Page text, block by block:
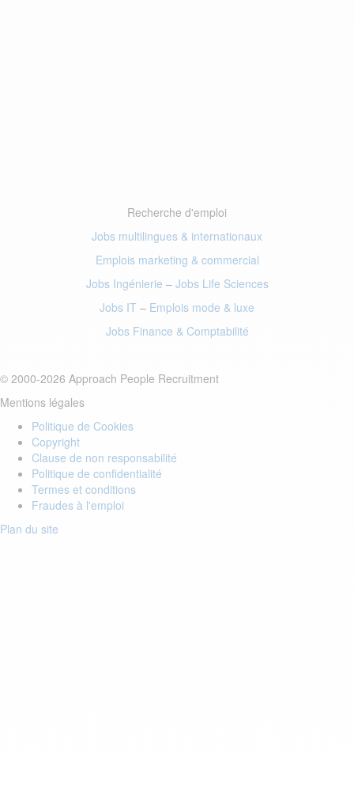
Recherche d'emploi
Jobs multilingues & internationaux
Emplois marketing & commercial
Jobs Ingénierie – Jobs Life Sciences
Jobs IT – Emplois mode & luxe
Jobs Finance & Comptabilité
© 2000-2026 Approach People Recruitment
Mentions légales
Politique de Cookies
Copyright
Clause de non responsabilité
Politique de confidentialité
Termes et conditions
Fraudes à l'emploi
Plan du site